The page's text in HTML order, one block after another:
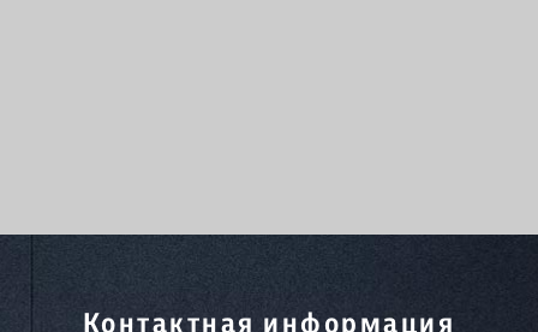
Контактная информация